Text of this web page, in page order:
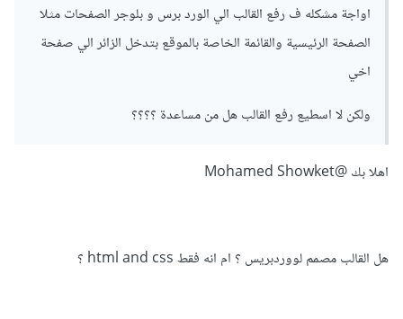
اواجة مشكله ف رفع القالب الي الورد برس و بلوجر الصفحات مثلا
الصفحة الرئيسية والقائمة الخاصة بالموقع بتدخل الزائر الي صفحة
اخي
ولكن لا اسطيع رفع القالب هل من مساعدة ؟؟؟؟
اهلا بك@Mohamed Showket
هل القالب مصمم لووردبريس ؟ ام انه فقط html and css ؟